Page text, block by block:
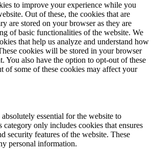
to improve your experience while you
Out of these, the cookies that are
are stored on your browser as they are
of basic functionalities of the website. We
that help us analyze and understand how
cookies will be stored in your browser
You also have the option to opt-out of these
of some of these cookies may affect your
essential for the website to
only includes cookies that ensures
security features of the website. These
personal information.